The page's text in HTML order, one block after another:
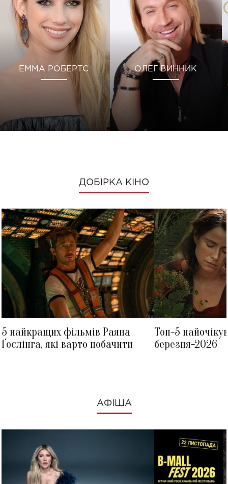
ЕММА РОБЕРТС ОЛЕГ ВИННИК
ДОБІРКА КІНО
5 найкращих фільмів Раяна
Ґослінга, які варто побачити
Топ-5
березня-2026
АФІША